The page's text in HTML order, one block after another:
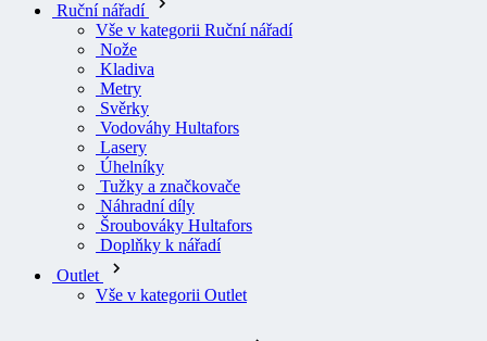
Ruční nářadí
Vše v kategorii Ruční nářadí
Nože
Kladiva
Metry
Svěrky
Vodováhy Hultafors
Lasery
Úhelníky
Tužky a značkovače
Náhradní díly
Šroubováky Hultafors
Doplňky k nářadí
Outlet
Vše v kategorii Outlet